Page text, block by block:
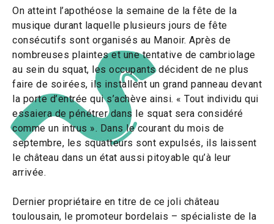
On atteint l’apothéose la semaine de la fête de la
musique durant laquelle plusieurs jours de fête
consécutifs sont organisés au Manoir. Après de
nombreuses plaintes et une tentative de cambriolage
au sein du squat, les occupants décident de ne plus
faire de soirées, ils installent un grand panneau devant
la porte d’entrée qui s’achève ainsi. « Tout individu qui
essaiera de pénétrer dans le squat sera considéré
comme un intrus ». Dans le courant du mois de
septembre, les squatteurs sont expulsés, ils laissent
le château dans un état aussi pitoyable qu’à leur
arrivée.
Dernier propriétaire en titre de ce joli château
toulousain, le promoteur bordelais – spécialiste de la